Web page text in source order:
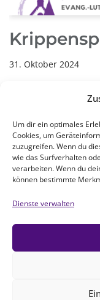
Um dir ein optimales
Cookies, um
zuzugreifen. Wenn du
wie das Surfverhalten
verarbeiten. Wenn du
können bestimmte
Dienste verwalten
31. Oktober 2024
Dieses Jahr wird
Pfaffenhofen
Gemeinde und
viele
Gemeinde